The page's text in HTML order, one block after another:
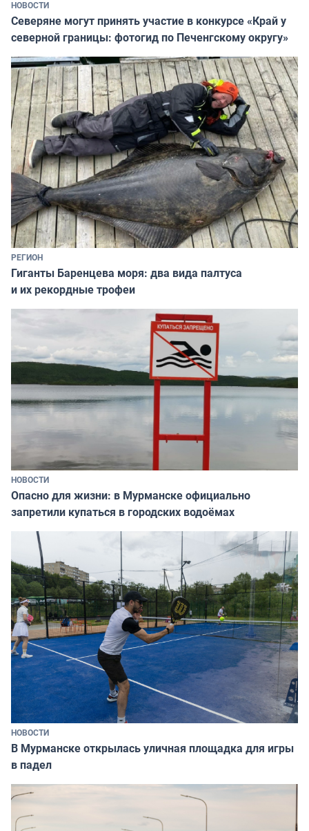
НОВОСТИ
Северяне могут принять участие в конкурсе «Край у
северной границы: фотогид по Печенгскому округу»
РЕГИОН
Гиганты Баренцева моря: два вида палтуса
и их рекордные трофеи
НОВОСТИ
Опасно для жизни: в Мурманске официально
запретили купаться в городских водоёмах
НОВОСТИ
В Мурманске открылась уличная площадка для игры
в падел